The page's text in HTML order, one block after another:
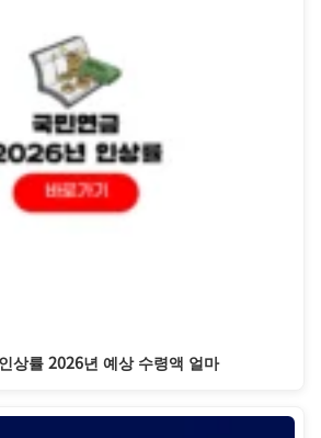
상률 2026년 예상 수령액 얼마